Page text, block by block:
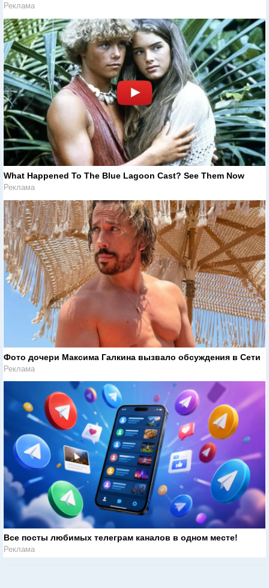
Реклама
What Happened To The Blue Lagoon Cast? See Them Now
Реклама
Фото дочери Максима Галкина вызвало обсуждения в Сети
Реклама
Все посты любимых телеграм каналов в одном месте!
Реклама